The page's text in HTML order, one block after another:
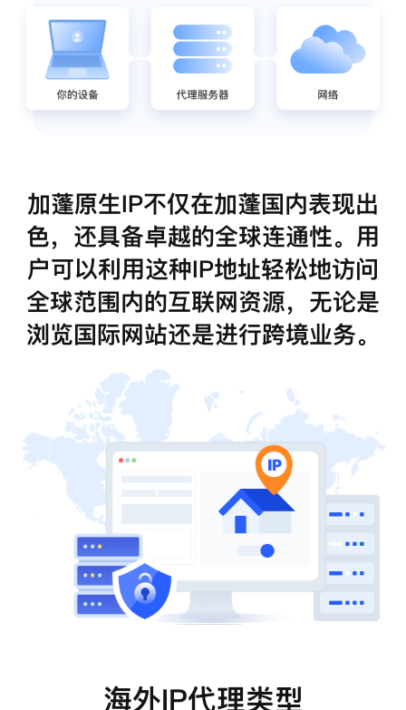
加蓬原生IP不仅在加蓬国内表现出
色，还具备卓越的全球连通性。用
户可以利用这种IP地址轻松地访问
全球范围内的互联网资源，无论是
浏览国际网站还是进行跨境业务。
海外IP代理类型